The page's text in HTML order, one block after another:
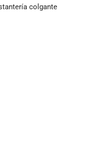
colgante